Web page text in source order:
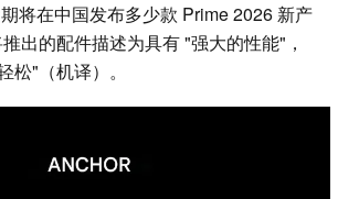
将在中国发布多少款 Prime 2026 新产
出的配件描述为具有 "强大的性能"，
松"（机译）。